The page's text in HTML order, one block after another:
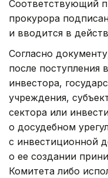
Соответствующий
прокурора
и вводится в
Согласно
после поступления
инвестора,
учреждения,
сектора или
о досудебном
с инвестиционной
о ее создании
Комитета либо